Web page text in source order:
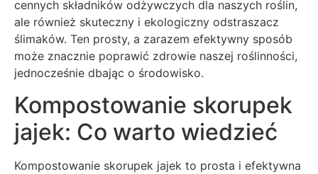
cennych składników odżywczych dla naszych roślin,
ale również skuteczny i ekologiczny odstraszacz
ślimaków. Ten prosty, a zarazem efektywny sposób
może znacznie poprawić zdrowie naszej roślinności,
jednocześnie dbając o środowisko.
Kompostowanie skorupek
jajek: Co warto wiedzieć
Kompostowanie skorupek jajek to prosta i efektywna